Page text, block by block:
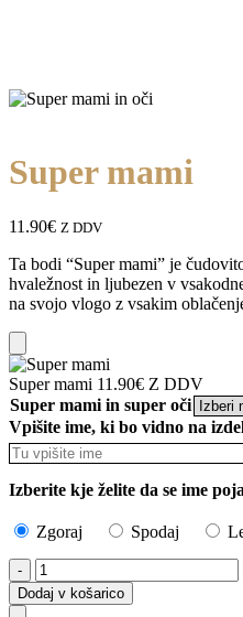
Super mami
11.90€ Z DDV
Ta bodi “Super mami” je
hvaležnost in ljubezen v
na svojo vlogo z vsakim
Add
to
Cart
Super mami 11.90€ Z DDV
Super mami in super oči
Vpišite ime, ki bo vidno na
Izberite kje želite da se ime
Zgoraj Spodaj
Super
mami
količina
Dodaj v košarico